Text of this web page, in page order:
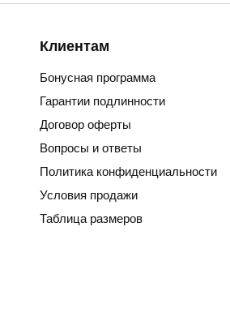
Клиентам
Бонусная программа
Гарантии подлинности
Договор оферты
Вопросы и ответы
Политика конфиденциальности
Условия продажи
Таблица размеров